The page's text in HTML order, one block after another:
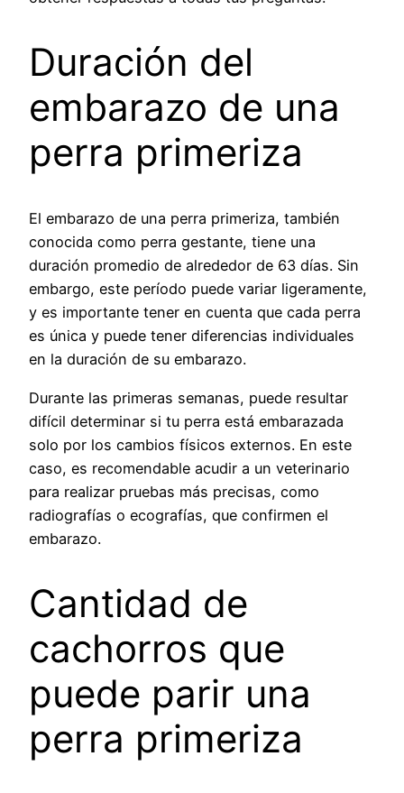
Duración del
embarazo de una
perra primeriza
El embarazo de una perra primeriza, también
conocida como perra gestante, tiene una
duración promedio de alrededor de 63 días. Sin
embargo, este período puede variar ligeramente,
y es importante tener en cuenta que cada perra
es única y puede tener diferencias individuales
en la duración de su embarazo.
Durante las primeras semanas, puede resultar
difícil determinar si tu perra está embarazada
solo por los cambios físicos externos. En este
caso, es recomendable acudir a un veterinario
para realizar pruebas más precisas, como
radiografías o ecografías, que confirmen el
embarazo.
Cantidad de
cachorros que
puede parir una
perra primeriza